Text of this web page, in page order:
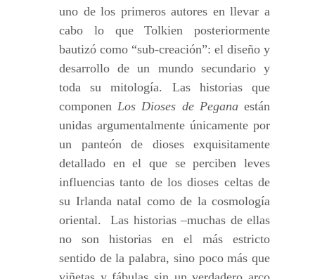
uno de los primeros autores en llevar a
cabo lo que Tolkien posteriormente
bautizó como “sub-creación”: el diseño y
desarrollo de un mundo secundario y
toda su mitología. Las historias que
componenLos Dioses de Peganaestán
unidas argumentalmente únicamente por
un panteón de dioses exquisitamente
detallado en el que se perciben leves
influencias tanto de los dioses celtas de
su Irlanda natal como de la cosmología
oriental. Las historias –muchas de ellas
no son historias en el más estricto
sentido de la palabra, sino poco más que